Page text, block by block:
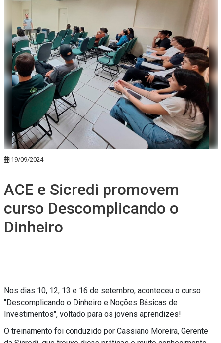
19/09/2024
ACE e Sicredi promovem
curso Descomplicando o
Dinheiro
Nos dias 10, 12, 13 e 16 de setembro, aconteceu o curso
"Descomplicando o Dinheiro e Noções Básicas de
Investimentos", voltado para os jovens aprendizes!
O treinamento foi conduzido por Cassiano Moreira, Gerente